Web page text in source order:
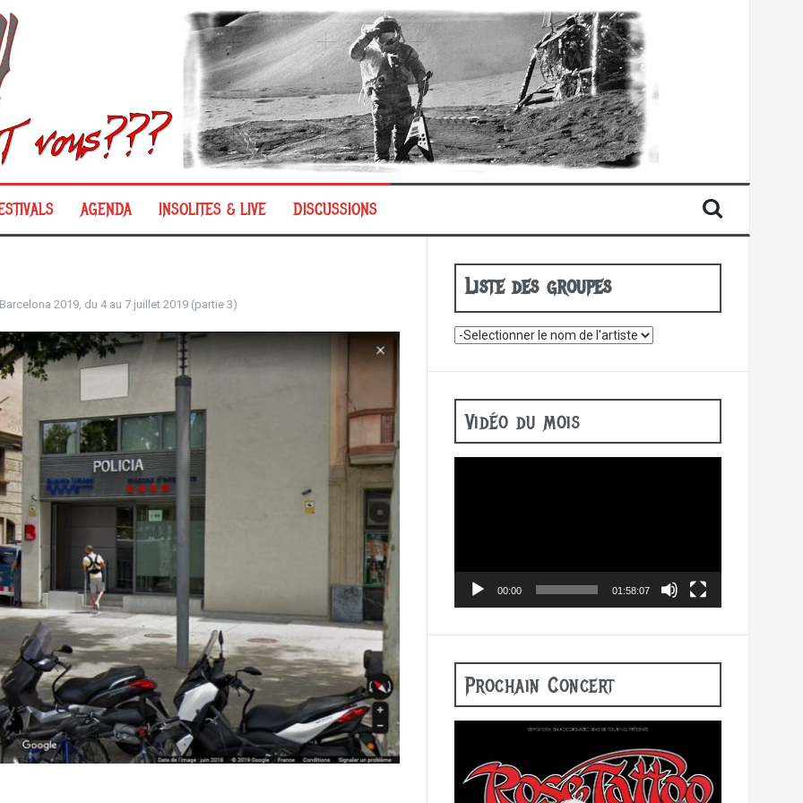
AGENDA INSOLITES & LIVE DISCUSSIONS
2019, du 4 au 7 juillet 2019 (partie 3)
Liste des groupes
Vidéo du mois
00:00 01:58:07
Prochain Concert